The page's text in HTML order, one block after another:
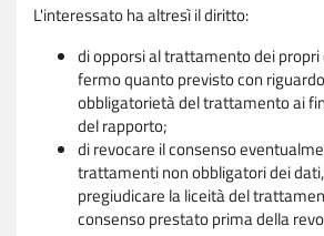
L'interessato ha altresì il diritto:
di opporsi al trattamento dei
fermo quanto previsto con
obbligatorietà del trattamento ai
del rapporto;
di revocare il consenso
trattamenti non obbligatori dei
pregiudicare la liceità del
consenso prestato prima della